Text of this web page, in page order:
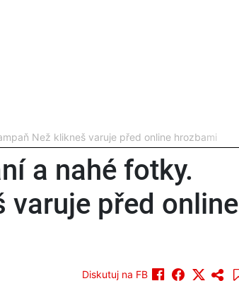
Než klikneš varuje před online hrozbami
a nahé fotky.
varuje před online
Diskutuj na FB